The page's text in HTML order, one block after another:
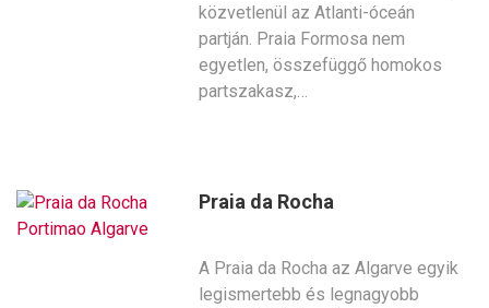
közvetlenül az Atlanti-óceán
partján. Praia Formosa nem
egyetlen, összefüggő homokos
partszakasz,…
Praia da Rocha
A Praia da Rocha az Algarve egyik
legismertebb és legnagyobb